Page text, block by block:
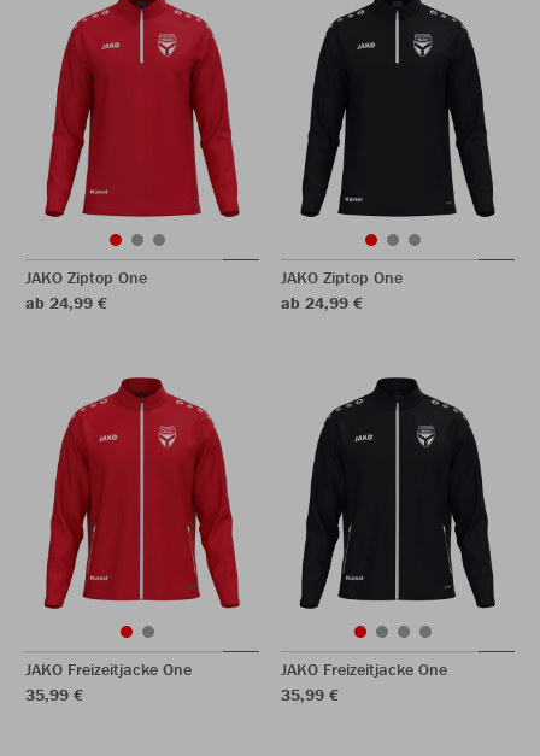
JAKO Ziptop One
ab 24,99 €
JAKO Ziptop One
ab 24,99 €
JAKO Freizeitjacke One
35,99 €
JAKO Freizeitjacke One
35,99 €